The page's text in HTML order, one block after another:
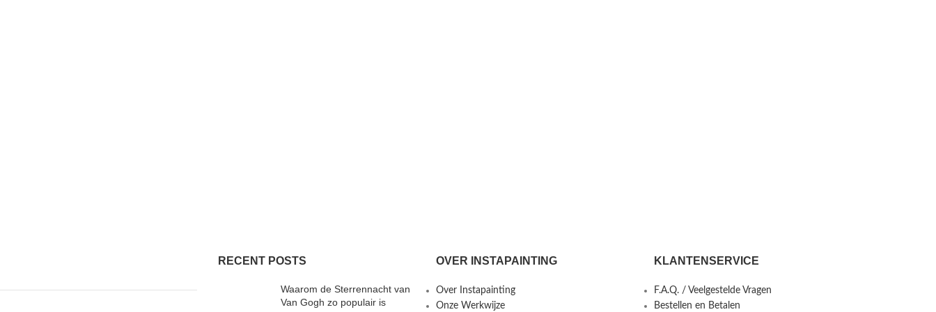
RECENT POSTS
Waarom de Sterrennacht van
Van Gogh zo populair is
OVER INSTAPAINTING
Over Instapainting
Onze Werkwijze
KLANTENSERVICE
F.A.Q. / Veelgestelde Vragen
Bestellen en Betalen